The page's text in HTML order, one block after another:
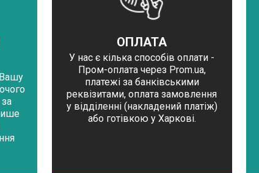
ОПЛАТА
У нас є кілька способів оплати -
Пром-оплата через Prom.ua,
платежі за банківськими
реквізитами, оплата замовлення
у відділенні (накладений платіж)
або готівкою у Харкові.